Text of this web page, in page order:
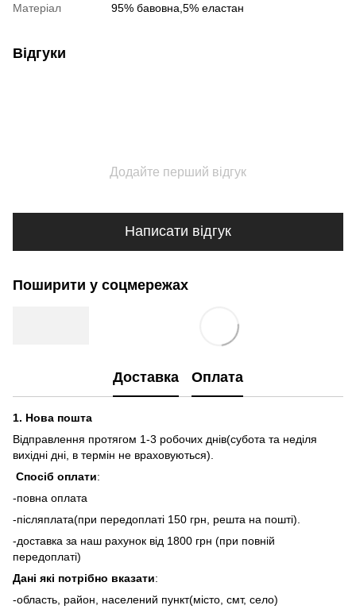
Матеріал 95% бавовна,5% еластан
Відгуки
Додайте перший відгук
Написати відгук
Поширити у соцмережах
Доставка Оплата
1. Нова пошта
Відправлення протягом 1-3 робочих днів(субота та неділя
вихідні дні, в термін не враховуються).
Спосіб оплати:
-повна оплата
-післяплата(при передоплаті 150 грн, решта на пошті).
-доставка за наш рахунок від 1800 грн (при повній
передоплаті)
Дані які потрібно вказати:
-область, район, населений пункт(місто, смт, село)